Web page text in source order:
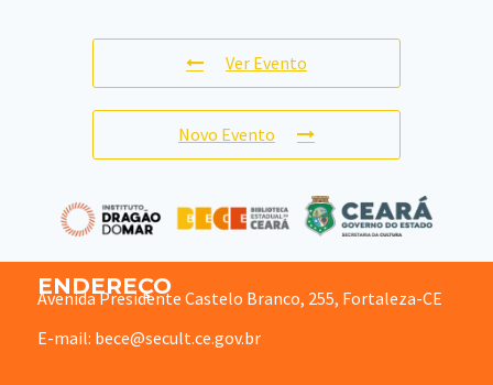
Ver Evento
Novo Evento
ENDEREÇO
Avenida Presidente Castelo Branco, 255, Fortaleza-CE
E-mail: bece@secult.ce.gov.br